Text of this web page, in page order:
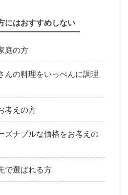
にはおすすめしない
庭の方
んの料理をいっぺんに調理
考えの方
ズナブルな価格をお考えの
で選ばれる方